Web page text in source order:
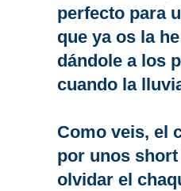
perfecto para
que ya os la
dándole a los
cuando la
Como veis, el
por unos
olvidar el